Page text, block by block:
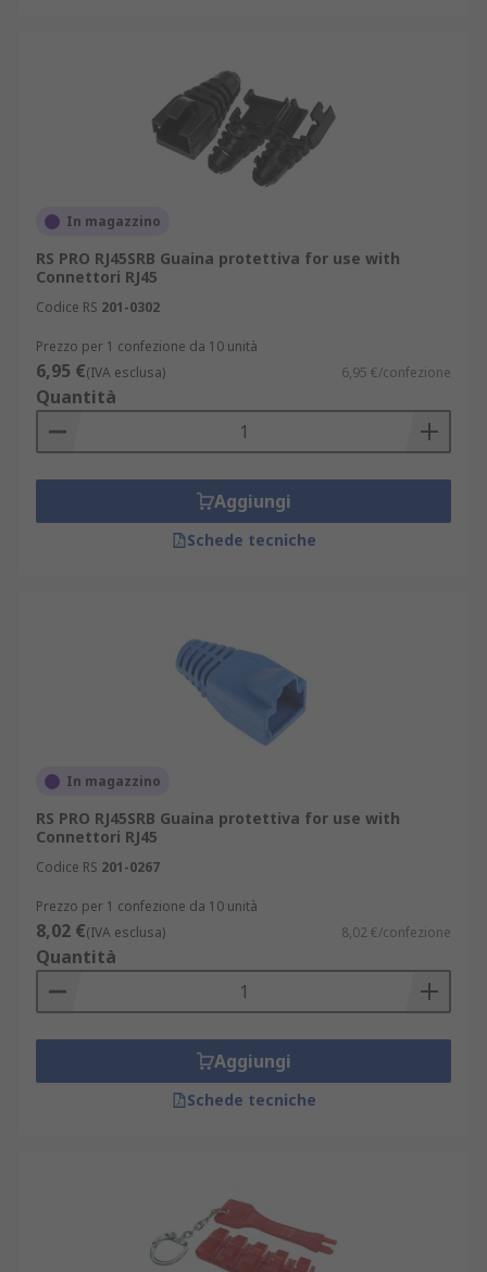
In magazzino
RS PRO RJ45SRB Guaina protettiva for use with
Connettori RJ45
Codice RS 201-0302
Prezzo per 1 confezione da 10 unità
6,95 €(IVA esclusa) 6,95 €/confezione
Quantità
Aggiungi
Schede tecniche
In magazzino
RS PRO RJ45SRB Guaina protettiva for use with
Connettori RJ45
Codice RS 201-0267
Prezzo per 1 confezione da 10 unità
8,02 €(IVA esclusa) 8,02 €/confezione
Quantità
Aggiungi
Schede tecniche